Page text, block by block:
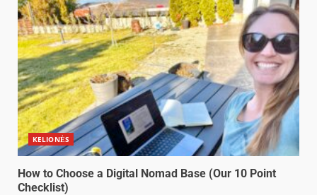
KELIONĖS
How to Choose a Digital Nomad Base (Our 10 Point
Checklist)